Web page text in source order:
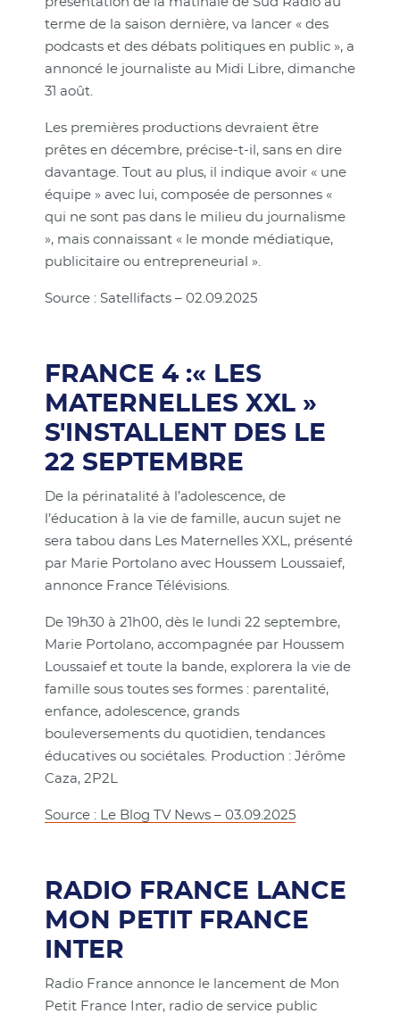
terme de la saison dernière, va lancer « des
podcasts et des débats politiques en public », a
annoncé le journaliste au Midi Libre, dimanche
31 août.
Les premières productions devraient être
prêtes en décembre, précise-t-il, sans en dire
davantage. Tout au plus, il indique avoir « une
équipe » avec lui, composée de personnes «
qui ne sont pas dans le milieu du journalisme
», mais connaissant « le monde médiatique,
publicitaire ou entrepreneurial ».
Source : Satellifacts – 02.09.2025
FRANCE 4 :« LES
MATERNELLES XXL »
S'INSTALLENT DES LE
22 SEPTEMBRE
De la périnatalité à l’adolescence, de
l’éducation à la vie de famille, aucun sujet ne
sera tabou dans Les Maternelles XXL, présenté
par Marie Portolano avec Houssem Loussaief,
annonce France Télévisions.
De 19h30 à 21h00, dès le lundi 22 septembre,
Marie Portolano, accompagnée par Houssem
Loussaief et toute la bande, explorera la vie de
famille sous toutes ses formes : parentalité,
enfance, adolescence, grands
bouleversements du quotidien, tendances
éducatives ou sociétales. Production : Jérôme
Caza, 2P2L
Source : Le Blog TV News – 03.09.2025
RADIO FRANCE LANCE
MON PETIT FRANCE
INTER
Radio France annonce le lancement de Mon
Petit France Inter, radio de service public